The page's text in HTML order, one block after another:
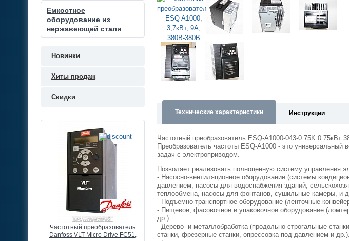
Емкостное
оборудование из
нержавеющей стали
Новинки
Хиты продаж
Скидки
Выносной потенциометр к
преобразователю частоты, 1
Частотный преобразователь
Danfoss VLT Micro Drive FC51,
Технические характеристики Инструкции
Частотный преобразователь ESQ-A1000-043-0.75K 0.75кВт
Преобразователь частоты ESQ-A1000 - это
задач с электроприводом.
Позволяет реализовать полноценную систему управления
- Насосно-вентиляционное оборудование (системы
давлением, насосы для водоснабжения зданий,
теплообмена, насосы для фонтанов, сушильные камеры, и
- Подъемно-транспортное оборудование (ленточные
- Пищевое, фасовочное и упаковочное оборудование
др.).
- Дерево- и металлобработка (продольно-строгальные
станки, фрезерные станки, опрессовка под давлением и др.).